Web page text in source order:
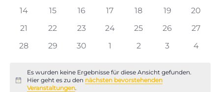
0
14
0
15
0
16
0
17
0
18
0
19
0
20
0
21
0
22
0
23
0
24
0
25
0
26
0
27
0
28
0
29
0
30
01
0
2
0
3
0
4
Hinweis
Es wurden keine Ergebnisse für diese Ansicht gefunden.
Hier geht es zu den nächsten bevorstehenden
Veranstaltungen.